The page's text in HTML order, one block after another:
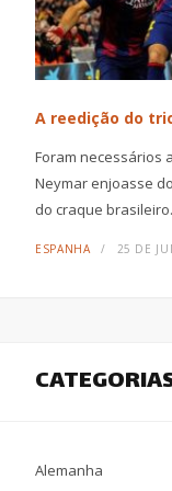
A reedição do
Foram necessários
Neymar enjoasse
do craque
ESPANHA 25 DE
Alemanha